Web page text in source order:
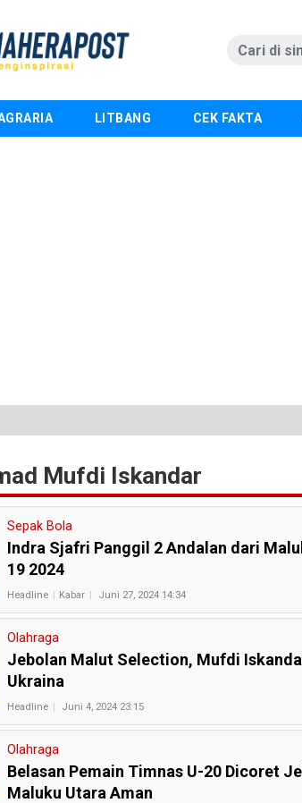
LITBANG CEK FAKTA
Mufdi Iskandar
Sepak Bola
Indra Sjafri Panggil 2 Andalan dari
19 2024
Headline Kabar Juni 27, 2024 14:34
Olahraga
Jebolan Malut Selection, Mufdi
Ukraina
Headline Juni 4, 2024 23:15
Olahraga
Belasan Pemain Timnas U-20 Dicoret
Maluku Utara Aman